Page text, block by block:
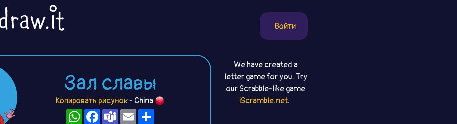
Войти
Зал славы
Копировать рисунок- China
WhatsAppFacebook
TeamsEmailРесурс
We have created a
letter game for you. Try
our Scrabble-like game
iScramble.net.